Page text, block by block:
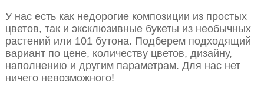
У нас есть как недорогие композиции из простых
цветов, так и эксклюзивные букеты из необычных
растений или 101 бутона. Подберем подходящий
вариант по цене, количеству цветов, дизайну,
наполнению и другим параметрам. Для нас нет
ничего невозможного!